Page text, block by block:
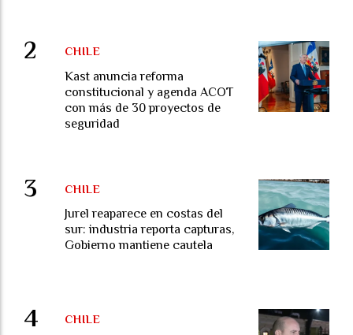
Kast anuncia reforma
constitucional y agenda ACOT
con más de 30 proyectos de
seguridad
CHILE
Jurel reaparece en costas del
sur: industria reporta capturas,
Gobierno mantiene cautela
CHILE
CHILE